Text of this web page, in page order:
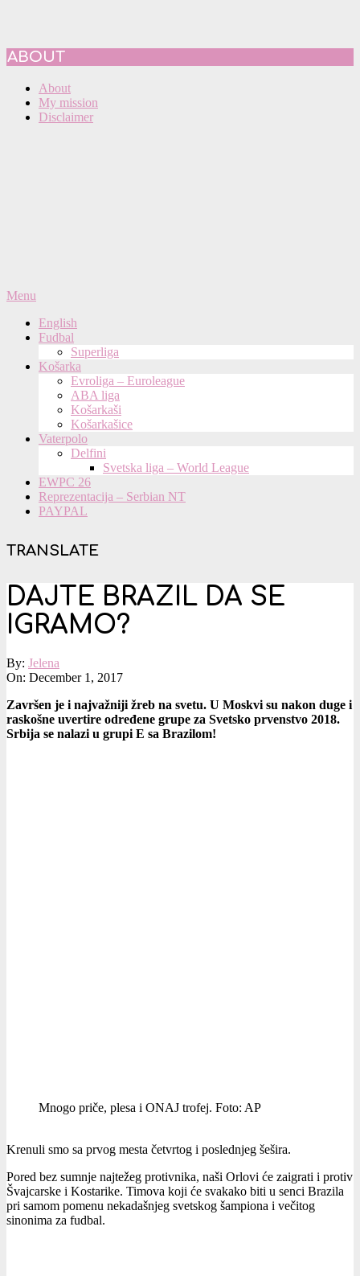
ABOUT
About
My mission
Disclaimer
Primary
Menu
Menu
English
Fudbal
Superliga
Košarka
Evroliga – Euroleague
ABA liga
Košarkaši
Košarkašice
Vaterpolo
Delfini
Svetska liga – World League
EWPC 26
Reprezentacija – Serbian NT
PAYPAL
TRANSLATE
DAJTE BRAZIL DA SE
IGRAMO?
By: Jelena
On: December 1, 2017
Završen je i najvažniji žreb na svetu. U Moskvi su nakon duge i
raskošne uvertire određene grupe za Svetsko prvenstvo 2018.
Srbija se nalazi u grupi E sa Brazilom!
Mnogo priče, plesa i ONAJ trofej. Foto: AP
Krenuli smo sa prvog mesta četvrtog i poslednjeg šešira.
Pored bez sumnje najtežeg protivnika, naši Orlovi će zaigrati i protiv
Švajcarske i Kostarike. Timova koji će svakako biti u senci Brazila
pri samom pomenu nekadašnjeg svetskog šampiona i večitog
sinonima za fudbal.